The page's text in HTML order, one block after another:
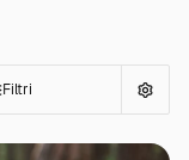
Filtri